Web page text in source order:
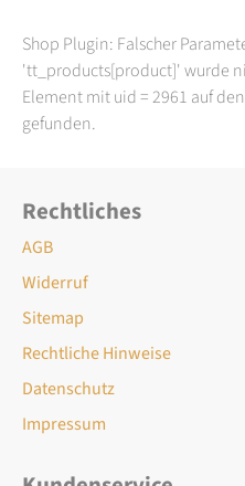
Shop Plugin: Falscher
'tt_products[product]' wurde
Element mit uid = 2961 auf
gefunden.
Rechtliches
AGB
Widerruf
Sitemap
Rechtliche Hinweise
Datenschutz
Impressum